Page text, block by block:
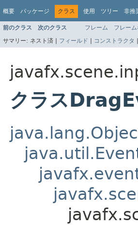
概要 パッケージ クラス 使用 ツリー 非推
前のクラス 次のクラス フレーム フレーム
サマリー: ネスト済 | フィールド | コンストラクタ |
クラス